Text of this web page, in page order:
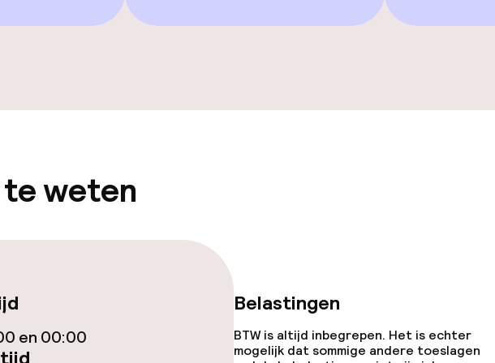
te weten
en 00:00
Belastingen
BTW is altijd inbegrepen. Het is echter
mogelijk dat sommige andere toeslagen